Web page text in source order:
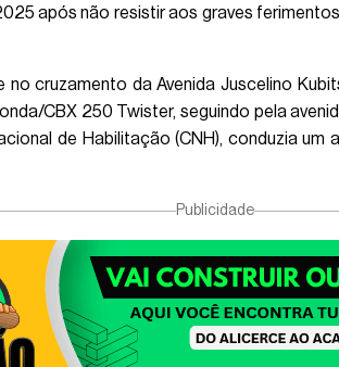
após não resistir aos graves
cruzamento da Avenida Juscelino
CBX 250 Twister, seguindo pela
de Habilitação (CNH), conduzia um
Publicidade